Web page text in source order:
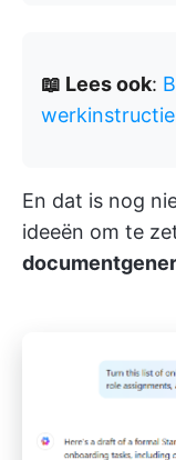
📖 Lees ook:
En dat is nog
ideeën om te